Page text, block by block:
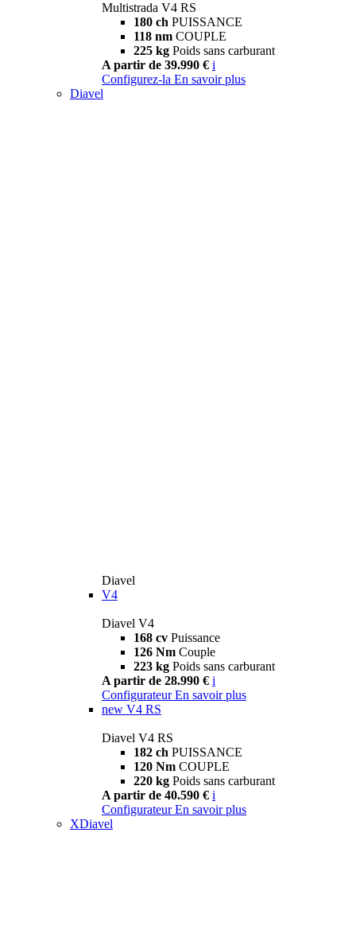
Multistrada V4 RS
180 ch PUISSANCE
118 nm COUPLE
225 kg Poids sans carburant
A partir de 39.990 € i
Configurez-la En savoir plus
Diavel
Diavel
V4
Diavel V4
168 cv Puissance
126 Nm Couple
223 kg Poids sans carburant
A partir de 28.990 € i
Configurateur En savoir plus
new V4 RS
Diavel V4 RS
182 ch PUISSANCE
120 Nm COUPLE
220 kg Poids sans carburant
A partir de 40.590 € i
Configurateur En savoir plus
XDiavel